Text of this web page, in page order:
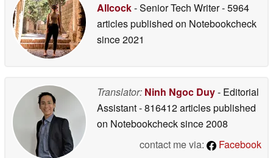
Allcock- Senior Tech Writer- 5964
articles published on Notebookcheck
since 2021
Translator: Ninh Ngoc Duy- Editorial
Assistant- 816412 articles published
on Notebookchecksince 2008
contact me via:
Facebook